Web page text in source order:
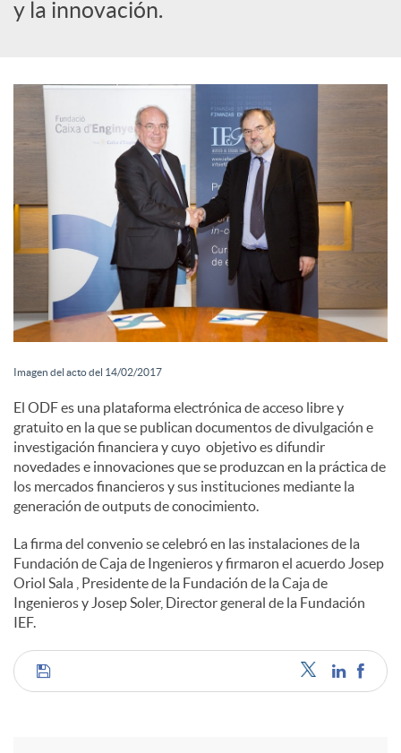
o
a
l
s
y la innovación.
Imagen del acto del 14/02/2017
El ODF es una plataforma electrónica de acceso libre y
gratuito en la que se publican documentos de divulgación e
investigación financiera y cuyo objetivo es difundir
novedades e innovaciones que se produzcan en la práctica de
los mercados financieros y sus instituciones mediante la
generación de outputs de conocimiento.
La firma del convenio se celebró en las instalaciones de la
Fundación de Caja de Ingenieros y firmaron el acuerdo Josep
Oriol Sala , Presidente de la Fundación de la Caja de
Ingenieros y Josep Soler, Director general de la Fundación
IEF.
C